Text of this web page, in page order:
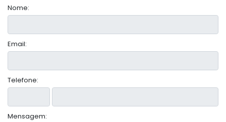
Nome:
Email:
Telefone:
Mensagem: